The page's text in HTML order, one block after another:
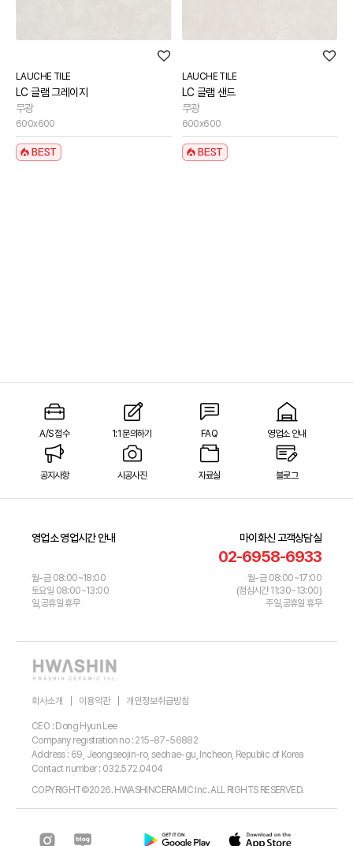
LAUCHE TILE
LC 글램 그레이지
무광
600x600
LAUCHE TILE
LC 글램 샌드
무광
600x600
A/S 접수 1:1 문의하기 FAQ 영업소 안내
공지사항 시공사진 자료실 블로그
영업소 영업시간 안내
월-금 08:00~18:00
토요일 08:00~13:00
일,공휴일 휴무
마이화신 고객상담실
02-6958-6933
월-금 08:00~17:00
(점심시간 11:30~13:00)
주일,공휴일 휴무
회사소개 이용약관 개인정보취급방침
CEO : Dong Hyun Lee
Company registration no : 215-87-56882
Address : 69, Jeongseojin-ro, seohae-gu, Incheon, Republic of Korea
Contact number : 032.572.0404
COPYRIGHT©2026. HWASHINCERAMIC Inc. ALL RIGHTS RESERVED.